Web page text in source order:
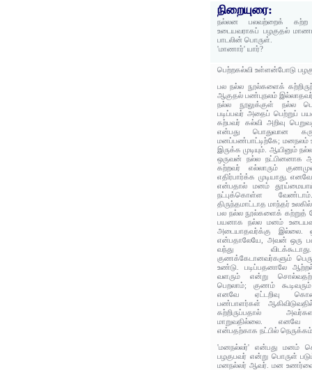
நிறையுரை:
நல்லன பலவற்றைக் கற்ற
உடையவராகப் பழகுதல்
பாடலின் பொருள்.
'மாணார்' யார்?
பெற்றகல்வி உள்ளன்போடு
பல நல்ல நூல்களைக்
ஆகுதல் பண்புநலம்
நல்ல நூலுக்குள் நல்ல
படிப்பவர் அதைப் பெற்றுப்
கற்பவர் கல்வி அறிவு
என்பது பொதுவான
மனப்பண்பாட்டிற்கே; மனநலம்
இருக்க முடியும். ஆயினும்
ஒருவன் நல்ல நட்பினனாக
கற்றவர் எல்லாரும்
எதிர்பார்க்க முடியாது.
என்பதால் மனம்
நட்புக்கொள்ள
திருந்தமாட்டாத மாந்தர்
பல நல்ல நூல்களைக் கற்றுத்
பயனாக நல்ல மனம்
அடையாதவர்க்கு இல்லை.
என்பதாலேயே, அவன் ஒரு
வந்து
குணக்கேடானவர்களும்
உண்டு. படிப்பதனாலே
வளரும் என்று
பெறலாம்; குணம்
எனவே ஏட்டறிவு
பண்பாளர்கள்
கற்றிருப்பதால்
மாறுவதில்லை. எனவே
என்பதற்காக நட்பில்
'மனநல்லர்' என்பது மனம்
பழகுபவர் என்று பொருள்
மனநல்லர் ஆவர். மன